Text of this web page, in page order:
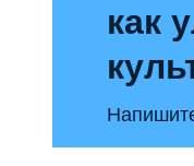
как